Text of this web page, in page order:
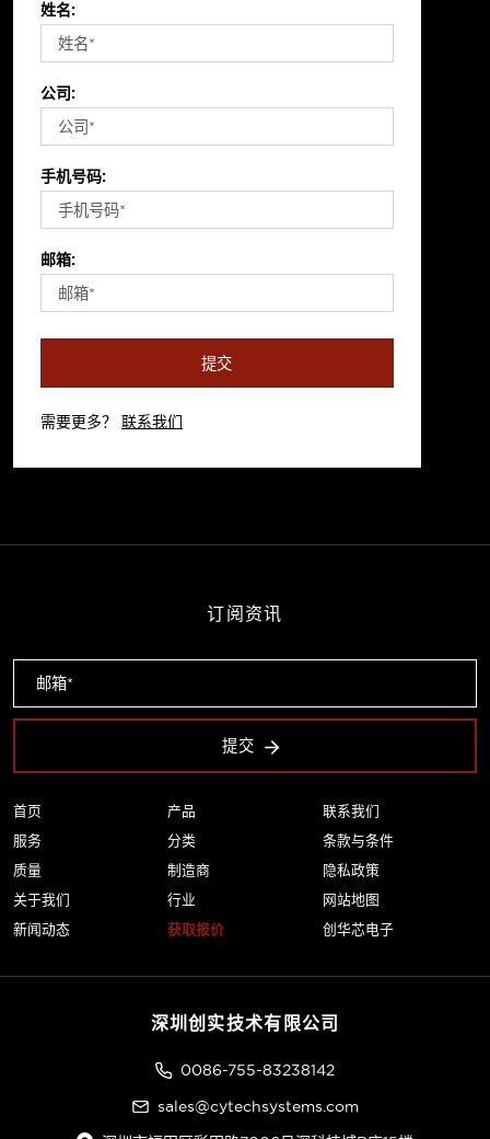
姓名:
公司:
手机号码:
邮箱:
提交
需要更多？ 联系我们
首页
服务
质量
关于我们
新闻动态
产品
分类
制造商
行业
获取报价
联系我们
条款与条件
隐私政策
网站地图
创华芯电子
订阅资讯
提交
深圳创实技术有限公司
0086-755-83238142
sales@cytechsystems.com